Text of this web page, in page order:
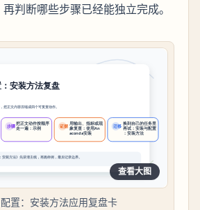
判断哪些步骤已经能独立完成。
查看大图
置：安装方法应用复盘卡